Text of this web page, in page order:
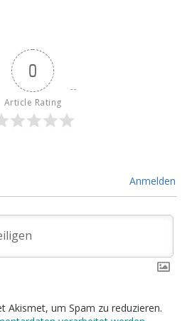
0
Article Rating
Anmelden
Akismet, um Spam zu reduzieren.